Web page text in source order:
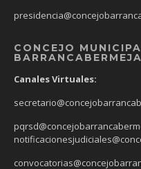
CONCEJO
BARRANCABERMEJA
Canales Virtuales: